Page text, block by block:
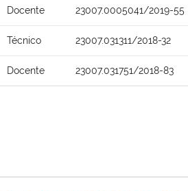
Docente 23007.0005041/2019-55
Técnico 23007.031311/2018-32
Docente 23007.031751/2018-83